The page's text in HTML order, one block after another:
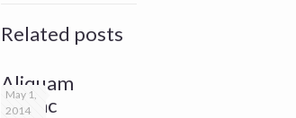
Related posts
May 1,
2014
Aliquam
eratac